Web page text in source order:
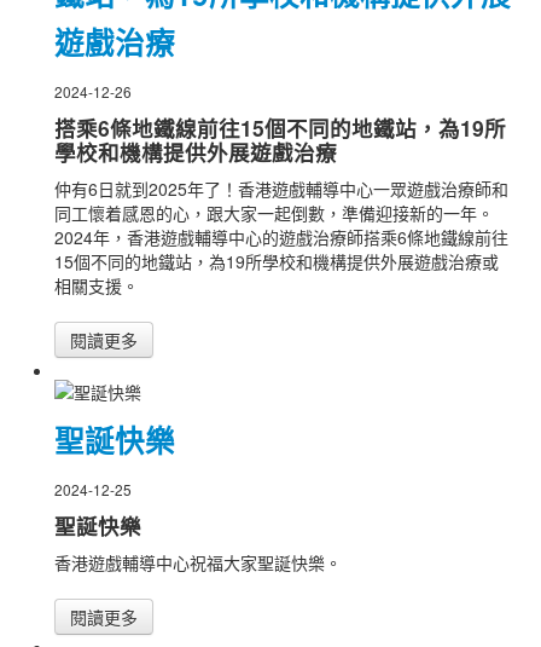
遊戲治療
2024-12-26
搭乘6條地鐵線前往15個不同的地鐵站，為19所
學校和機構提供外展遊戲治療
仲有6日就到2025年了！香港遊戲輔導中心一眾遊戲治療師和
同工懷着感恩的心，跟大家一起倒數，準備迎接新的一年。
2024年，香港遊戲輔導中心的遊戲治療師搭乘6條地鐵線前往
15個不同的地鐵站，為19所學校和機構提供外展遊戲治療或
相關支援。
閱讀更多
聖誕快樂
2024-12-25
聖誕快樂
香港遊戲輔導中心祝福大家聖誕快樂。
閱讀更多